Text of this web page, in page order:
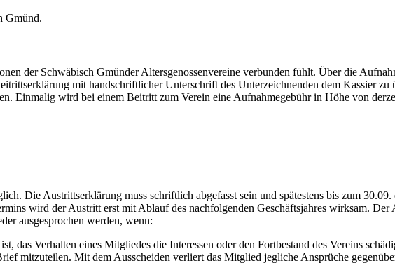
Gmünd.
der Schwäbisch Gmünder Altersgenossenvereine verbunden fühlt. Über die
mit handschriftlicher Unterschrift des Unterzeichnenden dem Kassier zu
Einmalig wird bei einem Beitritt zum Verein eine Aufnahmegebühr in Höhe von
Die Austrittserklärung muss schriftlich abgefasst sein und spätestens bis zum 30.09.
wird der Austritt erst mit Ablauf des nachfolgenden Geschäftsjahres wirksam. Der
ausgesprochen werden, wenn:
das Verhalten eines Mitgliedes die Interessen oder den Fortbestand des Vereins
mitzuteilen. Mit dem Ausscheiden verliert das Mitglied jegliche Ansprüche